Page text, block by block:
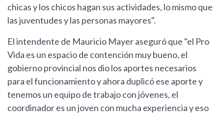
chicas y los chicos hagan sus actividades, lo mismo que
las juventudes y las personas mayores".
El intendente de Mauricio Mayer aseguró que "el Pro
Vida es un espacio de contención muy bueno, el
gobierno provincial nos dio los aportes necesarios
para el funcionamiento y ahora duplicó ese aporte y
tenemos un equipo de trabajo con jóvenes, el
coordinador es un joven con mucha experiencia y eso